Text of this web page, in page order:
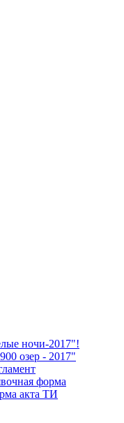
ночи-2017"!
озер - 2017"
форма
акта ТИ